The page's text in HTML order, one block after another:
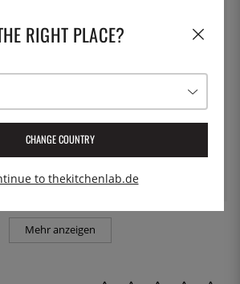
100% CHEF
Eiswürfel, klar - 100% Chef
36 €
Mehr anzeigen
RIGHT PLACE?
CHANGE COUNTRY
to thekitchenlab.de